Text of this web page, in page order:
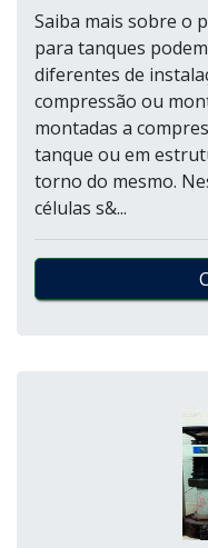
Saiba mais sobre o
para tanques
diferentes de
compressão ou
montadas a
tanque ou em
torno do mesmo.
células s&...